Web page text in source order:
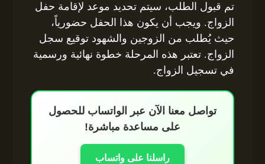
تم قبول الطلب، سيتم تحديد موعد لإقامة حفل
الزواج. ويجب أن يكون هذا الحفل حضورياً،
حيث يُطلب من الزوجين والشهود توقيع سجل
الزواج. تعتبر هذه المرحلة خطوة نهائية ورسمية
في تسجيل الزواج.
تواصل معنا الآن عبر الواتساب للحصول
على مساعدة مباشرة!
راسلنا على واتساب